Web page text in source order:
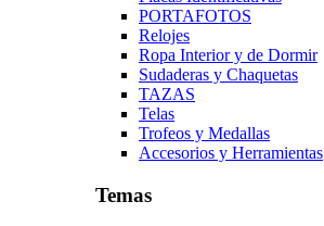
PORTAFOTOS
Relojes
Ropa Interior y de Dormir
Sudaderas y Chaquetas
TAZAS
Telas
Trofeos y Medallas
Accesorios y Herramientas
Temas